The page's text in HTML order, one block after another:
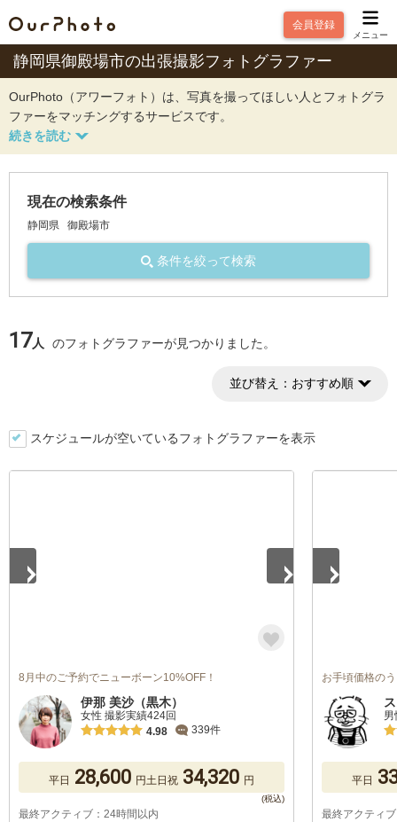
会員登録
メニュー
静岡県御殿場市の出張撮影フォトグラファー
OurPhoto（アワーフォト）は、写真を撮ってほしい人とフォトグラ
ファーをマッチングするサービスです。
現在の検索条件
静岡県 御殿場市
条件を絞って検索
17人 のフォトグラファーが見つかりました。
並び替え： おすすめ順
スケジュールが空いているフォトグラファーを表示
8月中のご予約でニューボーン10%OFF！
伊那 美沙（黒木）
女性 撮影実績424回
4.98
339件
平日 28,600 円土日祝 34,320 円
最終アクティブ：24時間以内
お手頃価格の
平日
最終アクティ